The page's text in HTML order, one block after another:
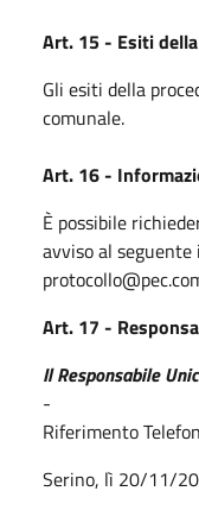
Art. 15 - Esiti
Gli esiti della
comunale.
Art. 16 -
È possibile
avviso al seguente
Art. 17 -
Il Responsabile
-
Riferimento
Serino, lì 20/11/